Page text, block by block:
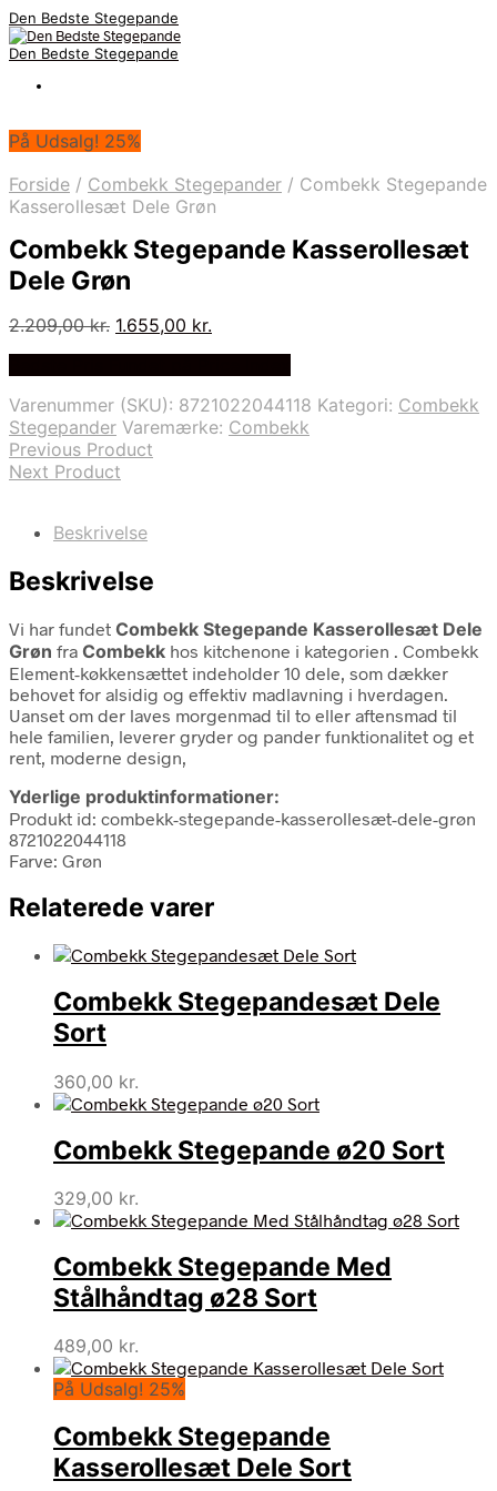
Den Bedste Stegepande
Den Bedste Stegepande
På Udsalg! 25%
Forside / Combekk Stegepander / Combekk Stegepande
Kasserollesæt Dele Grøn
Combekk Stegepande Kasserollesæt
Dele Grøn
2.209,00kr. Den
2.209,00 kr..
1.655,00 kr.
1.655,00 kr..
Varenummer (SKU): 8721022044118 Kategori: Combekk
Stegepander Varemærke: Combekk
Previous Product
Next Product
Beskrivelse
Beskrivelse
Vi har fundet Combekk Stegepande Kasserollesæt Dele
Grøn fra Combekk hos kitchenone i kategorien . Combekk
Element-køkkensættet indeholder 10 dele, som dækker
behovet for alsidig og effektiv madlavning i hverdagen.
Uanset om der laves morgenmad til to eller aftensmad til
hele familien, leverer gryder og pander funktionalitet og et
rent, moderne design,
Yderlige produktinformationer:
Produkt id: combekk-stegepande-kasserollesæt-dele-grøn
8721022044118
Farve: Grøn
Relaterede varer
Combekk Stegepandesæt Dele
Sort
360,00 kr.
Combekk Stegepande ø20 Sort
329,00 kr.
Combekk Stegepande Med
Stålhåndtag ø28 Sort
489,00 kr.
På Udsalg! 25%
Combekk Stegepande
Kasserollesæt Dele Sort